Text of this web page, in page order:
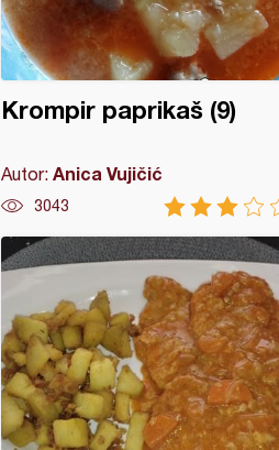
Krompir paprikaš (9)
Autor:Anica Vujičić
3043